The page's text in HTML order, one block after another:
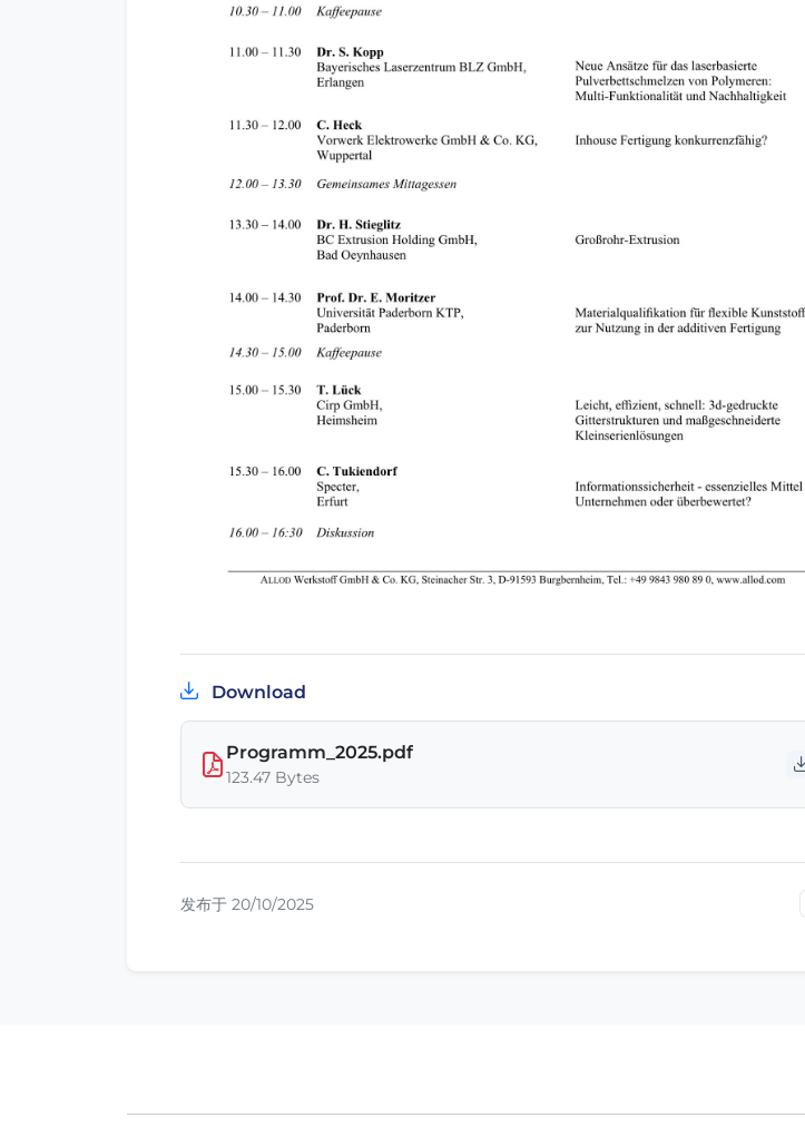
Download
Programm_2025.pdf
123.47 Bytes
发布于 20/10/2025